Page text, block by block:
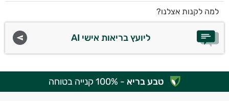
למה לקנות אצלנו?
ליועץ בריאות אישי AI
טבע בריא - 100% קנייה בטוחה